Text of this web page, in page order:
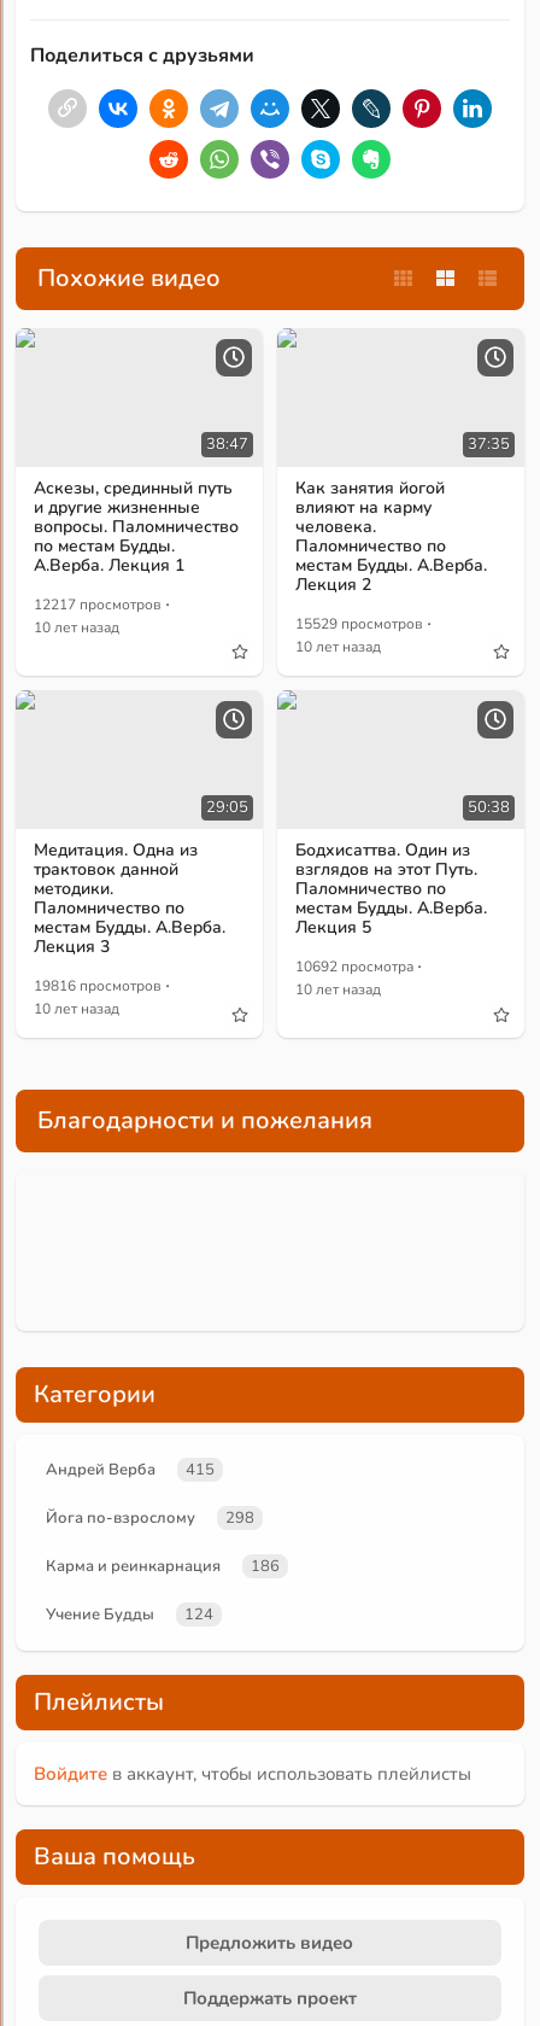
Поделиться с друзьями
Похожие видео
38:47
Аскезы, срединный путь
и другие жизненные
вопросы. Паломничество
по местам Будды.
А.Верба. Лекция 1
12217 просмотров ·
10 лет назад
37:35
Как занятия йогой
влияют на карму
человека.
Паломничество по
местам Будды. А.Верба.
Лекция 2
15529 просмотров ·
10 лет назад
29:05
Медитация. Одна из
трактовок данной
методики.
Паломничество по
местам Будды. А.Верба.
Лекция 3
19816 просмотров ·
10 лет назад
50:38
Бодхисаттва. Один из
взглядов на этот Путь.
Паломничество по
местам Будды. А.Верба.
Лекция 5
10692 просмотра ·
10 лет назад
Благодарности и пожелания
Категории
Андрей Верба 415
Йога по-взрослому 298
Карма и реинкарнация 186
Учение Будды 124
Плейлисты
Войдите в аккаунт, чтобы использовать плейлисты
Ваша помощь
Предложить видео
Поддержать проект